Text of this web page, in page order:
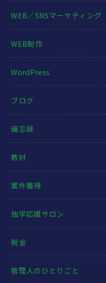
WEB／SNSマーケティング
WEB制作
WordPress
ブログ
備忘録
教材
案件獲得
独学応援サロン
税金
管理人のひとりごと